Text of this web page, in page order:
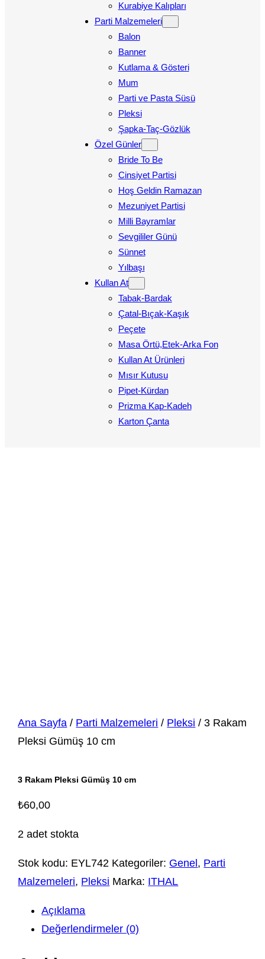
Kurabiye Kalıpları
Parti Malzemeleri
Balon
Banner
Kutlama & Gösteri
Mum
Parti ve Pasta Süsü
Pleksi
Şapka-Taç-Gözlük
Özel Günler
Bride To Be
Cinsiyet Partisi
Hoş Geldin Ramazan
Mezuniyet Partisi
Milli Bayramlar
Sevgililer Günü
Sünnet
Yılbaşı
Kullan At
Tabak-Bardak
Çatal-Bıçak-Kaşık
Peçete
Masa Örtü,Etek-Arka Fon
Kullan At Ürünleri
Mısır Kutusu
Pipet-Kürdan
Prizma Kap-Kadeh
Karton Çanta
Ana Sayfa / Parti Malzemeleri / Pleksi / 3 Rakam
Pleksi Gümüş 10 cm
3 Rakam Pleksi Gümüş 10 cm
₺60,00
2 adet stokta
Stok kodu: EYL742 Kategoriler: Genel , Parti
Malzemeleri, Pleksi Marka: ITHAL
Açıklama
Değerlendirmeler (0)